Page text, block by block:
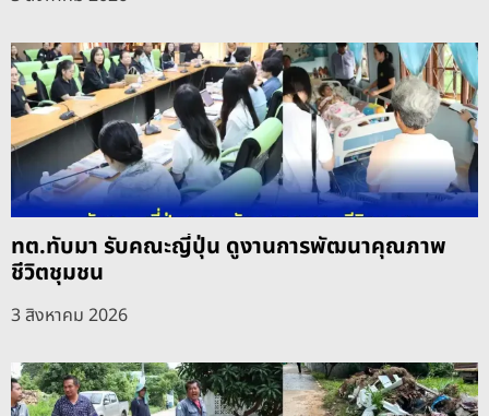
ทต.ทับมา รับคณะญี่ปุ่น ดูงานการพัฒนาคุณภาพ
ชีวิตชุมชน
3 สิงหาคม 2026